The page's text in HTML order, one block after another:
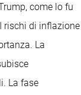
come lo fu
rischi di inflazione
La
La fase